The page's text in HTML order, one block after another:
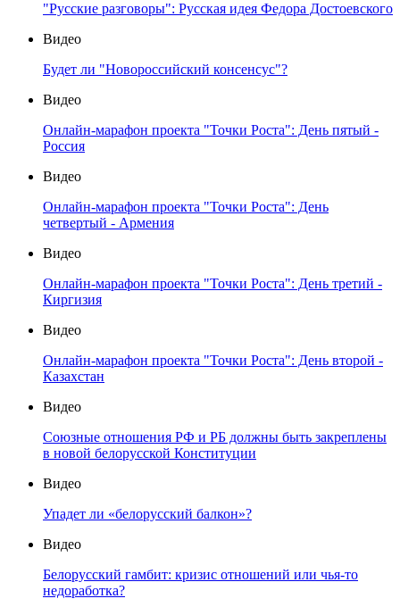
"Русские разговоры": Русская идея Федора Достоевского
Видео
Будет ли "Новороссийский консенсус"?
Видео
Онлайн-марафон проекта "Точки Роста": День пятый -
Россия
Видео
Онлайн-марафон проекта "Точки Роста": День
четвертый - Армения
Видео
Онлайн-марафон проекта "Точки Роста": День третий -
Киргизия
Видео
Онлайн-марафон проекта "Точки Роста": День второй -
Казахстан
Видео
Союзные отношения РФ и РБ должны быть закреплены
в новой белорусской Конституции
Видео
Упадет ли «белорусский балкон»?
Видео
Белорусский гамбит: кризис отношений или чья-то
недоработка?